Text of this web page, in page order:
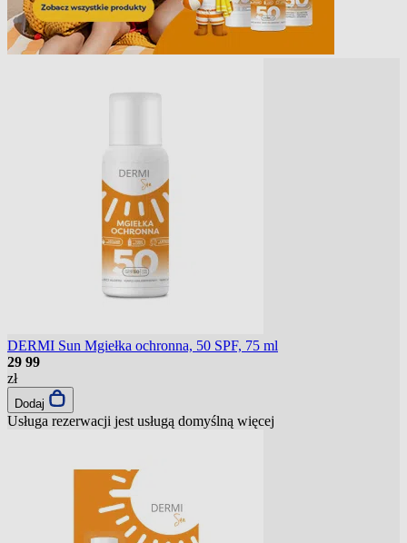
DERMI Sun Mgiełka ochronna, 50 SPF, 75 ml
29 99
zł
Dodaj
Usługa rezerwacji jest usługą domyślną więcej